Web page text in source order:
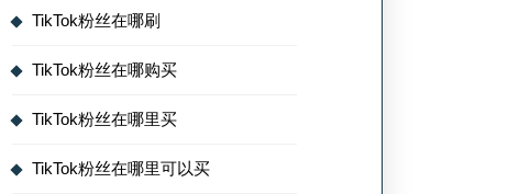
TikTok粉丝在哪刷
TikTok粉丝在哪购买
TikTok粉丝在哪里买
TikTok粉丝在哪里可以买